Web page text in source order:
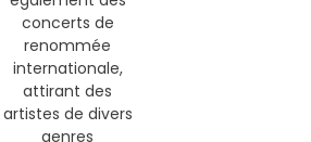
concerts de
renommée
internationale,
attirant des
artistes de divers
genres